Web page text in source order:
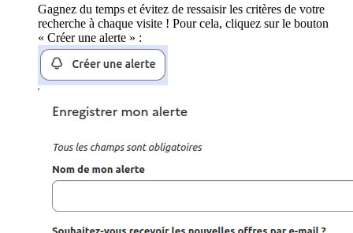
Gagnez du temps et évitez de ressaisir les critères de votre
recherche à chaque visite ! Pour cela, cliquez sur le bouton
« Créer une alerte » :